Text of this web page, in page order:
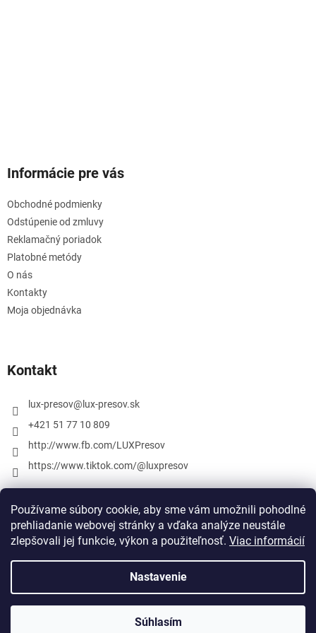
Používame súbory cookie, aby sme vám umožnili pohodlné
prehliadanie webovej stránky a vďaka analýze neustále
zlepšovali jej funkcie, výkon a použiteľnosť. Viac informácií
Nastavenie
Súhlasím
Informácie pre vás
Obchodné podmienky
Odstúpenie od zmluvy
Reklamačný poriadok
Platobné metódy
O nás
Kontakty
Moja objednávka
Kontakt
lux-presov@ lux-presov.sk
+421 51 77 10 809
http://www.fb.com/LUXPresov
https://www.tiktok.com/@luxpresov
Vytvoril Shoptet
lux-presov.sk. Všetky práva vyhradené.